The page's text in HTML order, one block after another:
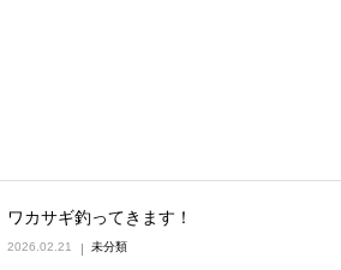
ワカサギ釣ってきます！
2026.02.21 未分類